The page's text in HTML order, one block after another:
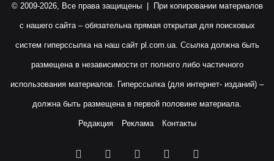
© 2009-2026, Все права защищены | При копировании материалов
с нашего сайта – обязательна прямая открытая для поисковых
систем гиперссылка на наш сайт pl.com.ua. Ссылка должна быть
размещена в независимости от полного либо частичного
использования материалов. Гиперссылка (для интернет- изданий) –
должна быть размещена в первой половине материала.
Редакция Реклама Контакты
Facebook YouTubeInstagram